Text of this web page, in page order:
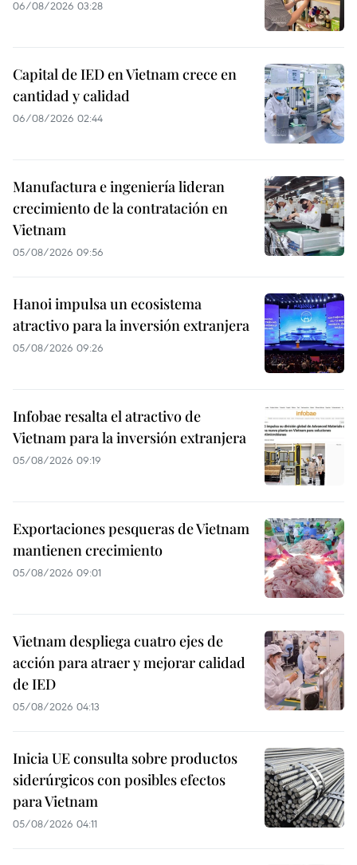
06/08/2026 03:28
Capital de IED en Vietnam crece en
cantidad y calidad
06/08/2026 02:44
Manufactura e ingeniería lideran
crecimiento de la contratación en
Vietnam
05/08/2026 09:56
Hanoi impulsa un ecosistema
atractivo para la inversión extranjera
05/08/2026 09:26
Infobae resalta el atractivo de
Vietnam para la inversión extranjera
05/08/2026 09:19
Exportaciones pesqueras de Vietnam
mantienen crecimiento
05/08/2026 09:01
Vietnam despliega cuatro ejes de
acción para atraer y mejorar calidad
de IED
05/08/2026 04:13
Inicia UE consulta sobre productos
siderúrgicos con posibles efectos
para Vietnam
05/08/2026 04:11